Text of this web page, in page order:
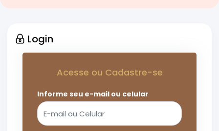
Login
Acesse ou Cadastre-se
Informe seu e-mail ou celular